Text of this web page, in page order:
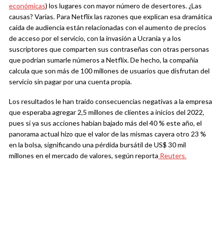
económicas) los lugares con mayor número de desertores. ¿Las
causas? Varias. Para Netflix las razones que explican esa dramática
caída de audiencia están relacionadas con el aumento de precios
de acceso por el servicio, con la invasión a Ucrania y a los
suscriptores que comparten sus contraseñas con otras personas
que podrían sumarle números a Netflix. De hecho, la compañía
calcula que son más de 100 millones de usuarios que disfrutan del
servicio sin pagar por una cuenta propia.
Los resultados le han traído consecuencias negativas a la empresa
que esperaba agregar 2,5 millones de clientes a inicios del 2022,
pues si ya sus acciones habían bajado más del 40 % este año, el
panorama actual hizo que el valor de las mismas cayera otro 23 %
en la bolsa, significando una pérdida bursátil de US$ 30 mil
millones en el mercado de valores, según reporta Reuters.